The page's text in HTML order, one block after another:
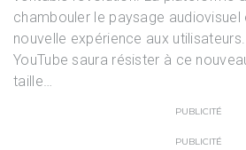
chambouler le paysage
nouvelle expérience aux
YouTube saura résister à ce
taille…
PUBLICITÉ
PUBLICITÉ